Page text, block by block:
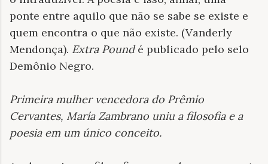
ponte entre aquilo que não se sabe se existe e
quem encontra o que não existe. (Vanderly
Mendonça). Extra Poundé publicado pelo selo
Demônio Negro.
Primeira mulher vencedora do Prêmio
Cervantes, María Zambrano uniu a filosofia e a
poesia em um único conceito.